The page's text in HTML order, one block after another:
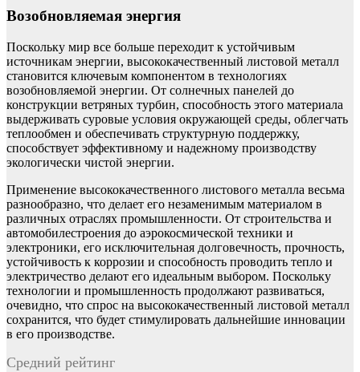
Возобновляемая энергия
Поскольку мир все больше переходит к устойчивым
источникам энергии, высококачественный листовой металл
становится ключевым компонентом в технологиях
возобновляемой энергии. От солнечных панелей до
конструкции ветряных турбин, способность этого материала
выдерживать суровые условия окружающей среды, облегчать
теплообмен и обеспечивать структурную поддержку,
способствует эффективному и надежному производству
экологически чистой энергии.
Применение высококачественного листового металла весьма
разнообразно, что делает его незаменимым материалом в
различных отраслях промышленности. От строительства и
автомобилестроения до аэрокосмической техники и
электроники, его исключительная долговечность, прочность,
устойчивость к коррозии и способность проводить тепло и
электричество делают его идеальным выбором. Поскольку
технологии и промышленность продолжают развиваться,
очевидно, что спрос на высококачественный листовой металл
сохранится, что будет стимулировать дальнейшие инновации
в его производстве.
Средний рейтинг